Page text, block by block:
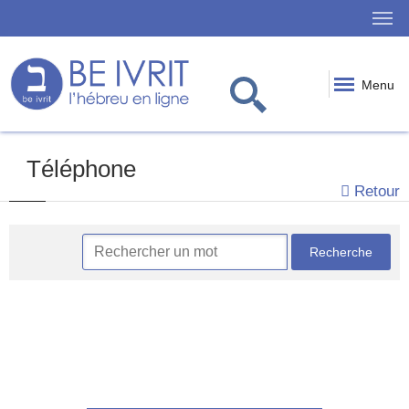
Menu
Téléphone
Retour